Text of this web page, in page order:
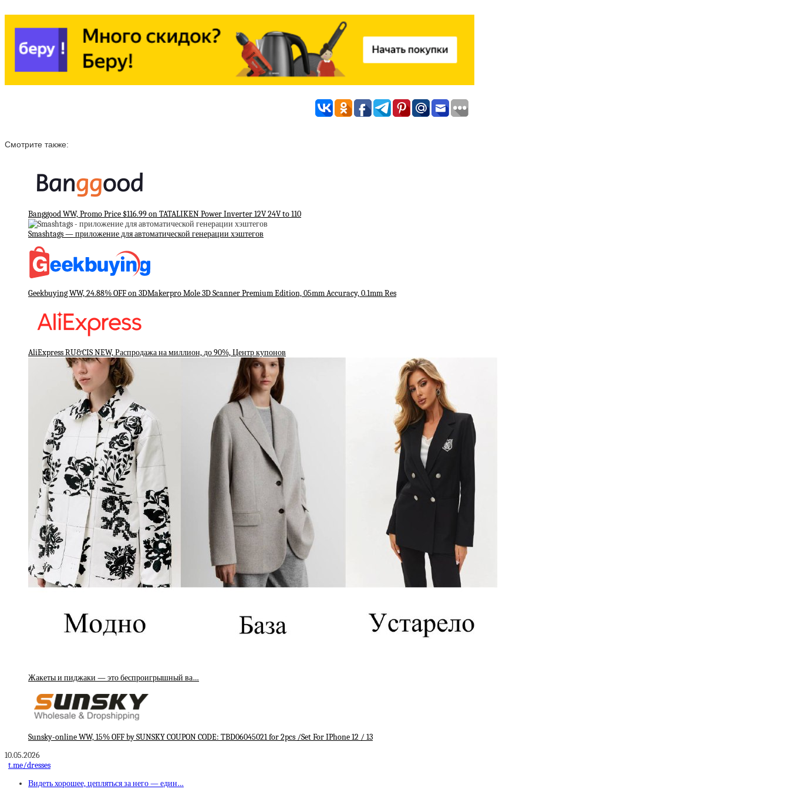
Смотрите также:
Banggood WW, Promo Price $116.99 on TATALIKEN Power Inverter 12V 24V to 110
Smashtags — приложение для автоматической генерации хэштегов
Geekbuying WW, 24.88% OFF on 3DMakerpro Mole 3D Scanner Premium Edition, 05mm Accuracy, 0.1mm Res
AliExpress RU&CIS NEW, Распродажа на миллион, до 90%, Центр купонов
Жакеты и пиджаки — это беспроигрышный ва…
Sunsky-online WW, 15% OFF by SUNSKY COUPON CODE: TBD06045021 for 2pcs /Set For IPhone 12 / 13
10.05.2026
t.me/dresses
Видеть хорошее, цепляться за него — един…